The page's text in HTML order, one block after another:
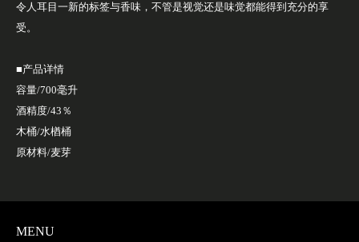
令人耳目一新的标签与香味，不管是视觉还是味觉都能得到充分的享
受。
■产品详情
容量/700毫升
酒精度/43％
木桶/水楢桶
原材料/麦芽
MENU